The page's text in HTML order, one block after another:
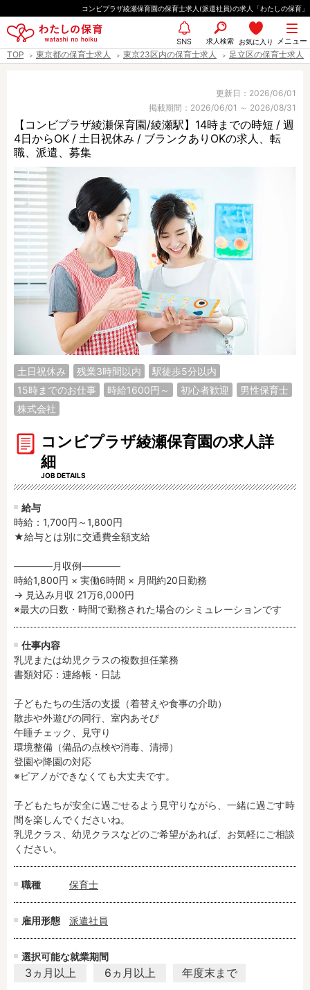
ー
の
コンビプラザ綾瀬保育園の保育士求人(派遣社員)の求人「わたしの保育」
メニュー
お気に入り
求人検索
SNS
TOP 東京都の保育士求人 東京23区内の保育士求人 足立区の保育士求人
更新日：2026/06/01
掲載期間：2026/06/01 ～ 2026/08/31
【コンビプラザ綾瀬保育園/綾瀬駅】14時までの時短 / 週
4日からOK / 土日祝休み / ブランクありOKの求人、転
職、派遣、募集
土日祝休み 残業3時間以内
駅徒歩5分以内
15時までのお仕事
時給1600円～ 初心者歓迎
男性保育士
株式会社
コンビプラザ綾瀬保育園の求人詳
細
JOB DETAILS
給与
時給：1,700円～1,800円
★給与とは別に交通費全額支給
――――月収例――――
時給1,800円 × 実働6時間 × 月間約20日勤務
→ 見込み月収 21万6,000円
※最大の日数・時間で勤務された場合のシミュレーションです
仕事内容
乳児または幼児クラスの複数担任業務
書類対応：連絡帳・日誌
子どもたちの生活の支援（着替えや食事の介助）
散歩や外遊びの同行、室内あそび
午睡チェック、見守り
環境整備（備品の点検や消毒、清掃）
登園や降園の対応
※ピアノができなくても大丈夫です。
子どもたちが安全に過ごせるよう見守りながら、一緒に過ごす時
間を楽しんでくださいね。
乳児クラス、幼児クラスなどのご希望があれば、お気軽にご相談
ください。
職種 保育士
雇用形態 派遣社員
選択可能な就業期間
3ヵ月以上 6ヵ月以上 年度末まで
都道府県
雇用形態
職種
保育士
保育教諭
保育補助
幼稚園教諭
放課後児童支援員
学童スタッフ
栄養士
調理師
調理補助
看護師
保育事務
その他
施設形態
公立保育園
私立認可保育園
認定こども園
小規模認可保育園
認可外保育園
病院内保育所
学童保育施設
子育て支援センター
放課後等デイサービ
ス
特徴
時間固定
土日祝休み
残業3時間以内
駅徒歩5分以内
13時までのお仕事
15時までのお仕事
13時以降スタート
土日祝のお仕事
夜勤のお仕事
時給1600円～
社会保険完備
住宅手当・借上社宅
資格不問
初心者歓迎
オープニング求人
マイカー通勤OK
小規模保育園
社会福祉法人
株式会社
く！
月収見込み
フリーワード検索